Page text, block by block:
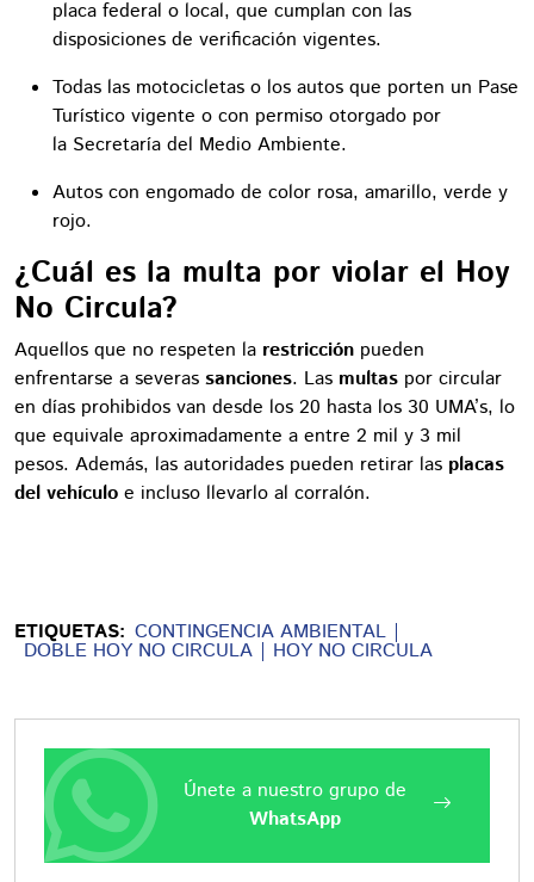
placa federal o local, que cumplan con las
disposiciones de verificación vigentes.
Todas las motocicletas o los autos que porten un Pase
Turístico vigente o con permiso otorgado por
la Secretaría del Medio Ambiente.
Autos con engomado de color rosa, amarillo, verde y
rojo.
¿Cuál es la multa por violar el Hoy
No Circula?
Aquellos que no respeten la restricción pueden
enfrentarse a severas sanciones. Las multas por circular
en días prohibidos van desde los 20 hasta los 30 UMA’s, lo
que equivale aproximadamente a entre 2 mil y 3 mil
pesos. Además, las autoridades pueden retirar las placas
del vehículo e incluso llevarlo al corralón.
ETIQUETAS: CONTINGENCIA AMBIENTAL
DOBLE HOY NO CIRCULA HOY NO CIRCULA
Únete a nuestro grupo de
WhatsApp